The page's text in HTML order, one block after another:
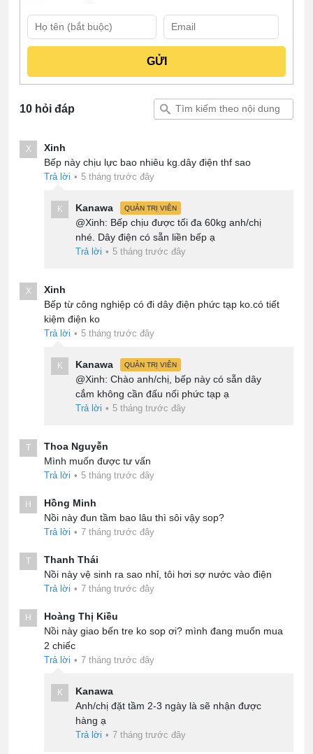
10 hỏi đáp
X
Xinh
Bếp này chịu lực bao nhiêu kg.dây điện thf sao
Trả lời • 5 tháng trước đây
K Kanawa QUẢN TRỊ VIÊN
@Xinh: Bếp chịu được tối đa 60kg anh/chị
nhé. Dây điện có sẵn liền bếp ạ
Trả lời • 5 tháng trước đây
X
Xinh
Bếp từ công nghiệp có đi dây điện phức tạp ko.có tiết
kiệm điện ko
Trả lời • 5 tháng trước đây
K Kanawa QUẢN TRỊ VIÊN
@Xinh: Chào anh/chị, bếp này có sẵn dây
cắm không cần đấu nối phức tạp ạ
Trả lời • 5 tháng trước đây
T
Thoa Nguyễn
Mình muốn được tư vấn
Trả lời • 5 tháng trước đây
H
Hồng Minh
Nồi này đun tầm bao lâu thì sôi vậy sop?
Trả lời • 7 tháng trước đây
T
Thanh Thái
Nồi này vệ sinh ra sao nhỉ, tôi hơi sợ nước vào điện
Trả lời • 7 tháng trước đây
H
Hoàng Thị Kiều
Nồi này giao bến tre ko sop ơi? mình đang muốn mua
2 chiếc
Trả lời • 7 tháng trước đây
K
Kanawa
Anh/chị đặt tầm 2-3 ngày là sẽ nhận được
hàng ạ
Trả lời • 7 tháng trước đây